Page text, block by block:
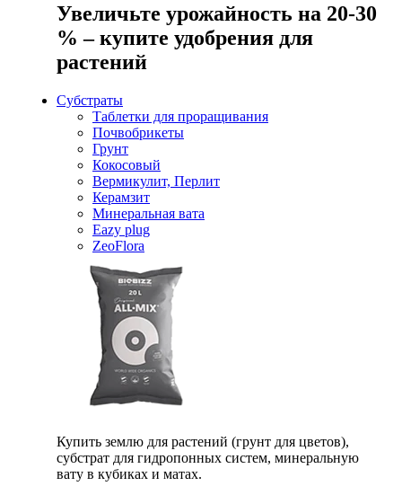
Увеличьте урожайность на 20-30
% – купите удобрения для
растений
Субстраты
Таблетки для проращивания
Почвобрикеты
Грунт
Кокосовый
Вермикулит, Перлит
Керамзит
Минеральная вата
Eazy plug
ZeoFlora
Купить землю для растений (грунт для цветов),
субстрат для гидропонных систем, минеральную
вату в кубиках и матах.